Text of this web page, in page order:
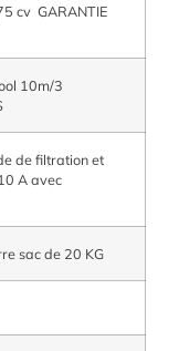
cv GARANTIE
10m/3
de filtration et
A avec
sac de 20 KG